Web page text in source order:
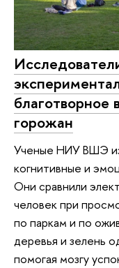
благотворное
горожан
Ученые НИУ ВШЭ
когнитивные и
Они сравнили
человек при
по паркам и по
деревья и зелень
помогая мозгу